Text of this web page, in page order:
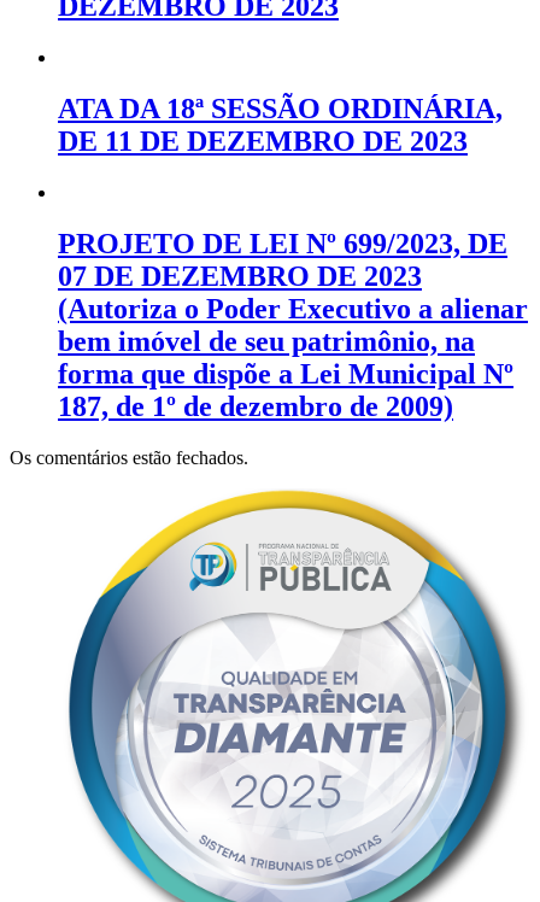
ATA DA 18ª SESSÃO ORDINÁRIA,
DE 11 DE DEZEMBRO DE 2023
PROJETO DE LEI Nº 699/2023, DE
07 DE DEZEMBRO DE 2023
(Autoriza o Poder Executivo a alienar
bem imóvel de seu patrimônio, na
forma que dispõe a Lei Municipal Nº
187, de 1º de dezembro de 2009)
Os comentários estão fechados.